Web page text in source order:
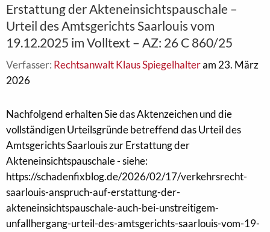
Erstattung der Akteneinsichtspauschale –
Urteil des Amtsgerichts Saarlouis vom
19.12.2025 im Volltext – AZ: 26 C 860/25
Verfasser: Rechtsanwalt Klaus Spiegelhalteram 23. März
2026
Nachfolgend erhalten Sie das Aktenzeichen und die
vollständigen Urteilsgründe betreffend das Urteil des
Amtsgerichts Saarlouis zur Erstattung der
Akteneinsichtspauschale - siehe:
https://schadenfixblog.de/2026/02/17/verkehrsrecht-
saarlouis-anspruch-auf-erstattung-der-
akteneinsichtspauschale-auch-bei-unstreitigem-
unfallhergang-urteil-des-amtsgerichts-saarlouis-vom-19-